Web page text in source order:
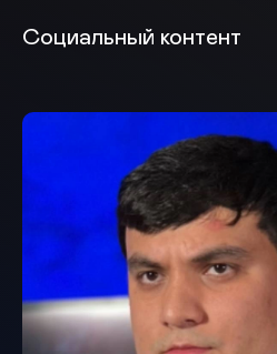
Социальный контент